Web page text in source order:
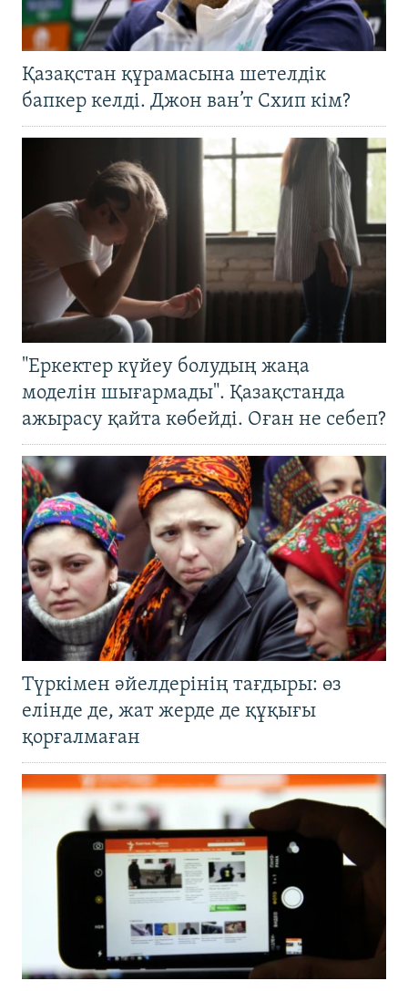
Қазақстан құрамасына шетелдік
бапкер келді. Джон ван’т Схип кім?
"Еркектер күйеу болудың жаңа
моделін шығармады". Қазақстанда
ажырасу қайта көбейді. Оған не себеп?
Түркімен әйелдерінің тағдыры: өз
елінде де, жат жерде де құқығы
қорғалмаған